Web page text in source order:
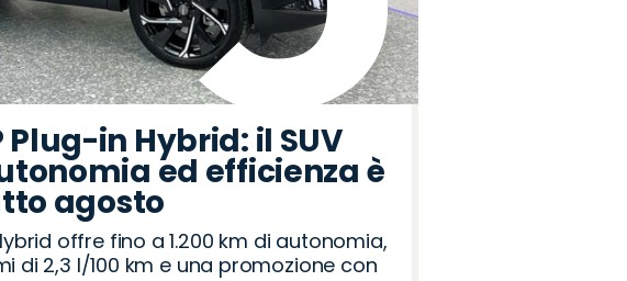
Plug-in Hybrid: il SUV
ed efficienza è
agosto
offre fino a 1.200 km di autonomia,
di 2,3 l/100 km e una promozione con